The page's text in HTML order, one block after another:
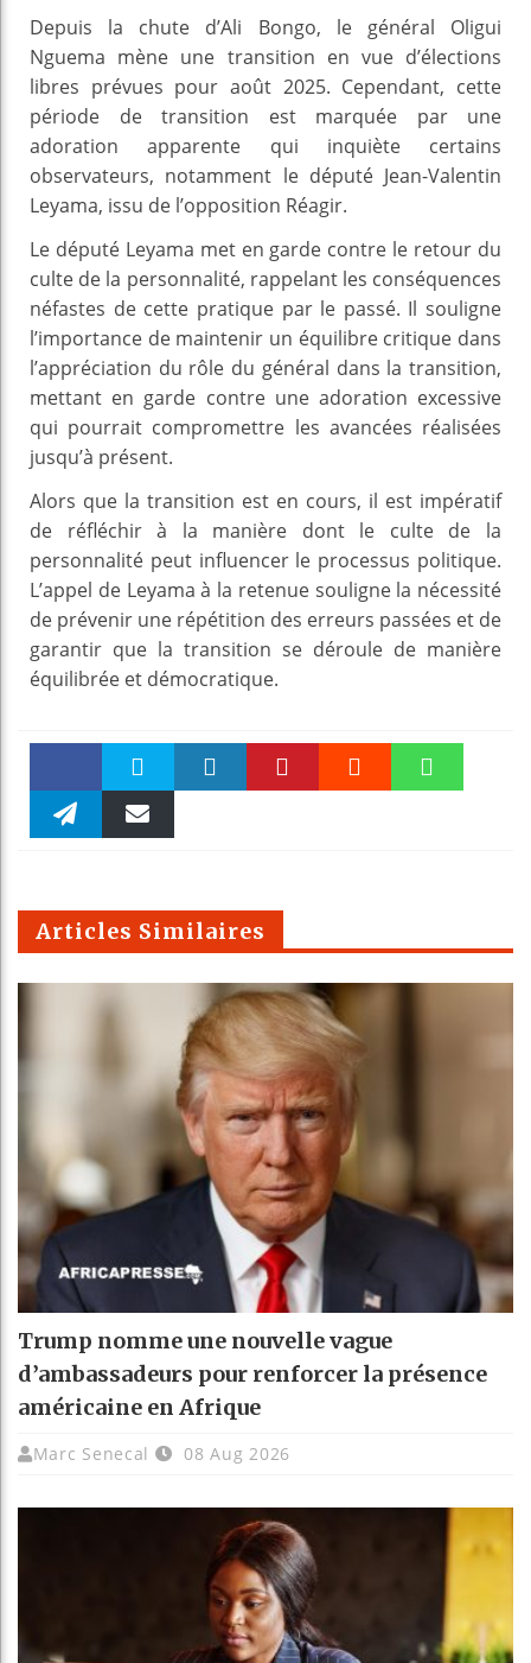
Depuis la chute d’Ali Bongo, le général Oligui
Nguema mène une transition en vue d’élections
libres prévues pour août 2025. Cependant, cette
période de transition est marquée par une
adoration apparente qui inquiète certains
observateurs, notamment le député Jean-Valentin
Leyama, issu de l’opposition Réagir.
Le député Leyama met en garde contre le retour du
culte de la personnalité, rappelant les conséquences
néfastes de cette pratique par le passé. Il souligne
l’importance de maintenir un équilibre critique dans
l’appréciation du rôle du général dans la transition,
mettant en garde contre une adoration excessive
qui pourrait compromettre les avancées réalisées
jusqu’à présent.
Alors que la transition est en cours, il est impératif
de réfléchir à la manière dont le culte de la
personnalité peut influencer le processus politique.
L’appel de Leyama à la retenue souligne la nécessité
de prévenir une répétition des erreurs passées et de
garantir que la transition se déroule de manière
équilibrée et démocratique.
Faceboo Twitter
m
Articles Similaires
Trump nomme une nouvelle vague
d’ambassadeurs pour renforcer la présence
américaine en Afrique
Marc Senecal 08 Aug 2026